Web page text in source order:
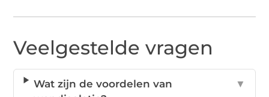
Veelgestelde vragen
Wat zijn de voordelen van
▼